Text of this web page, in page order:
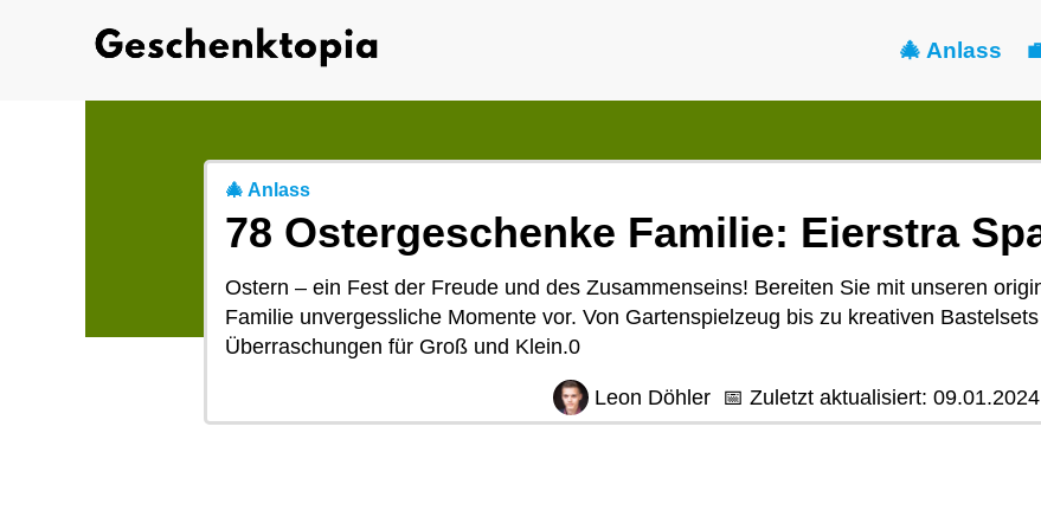
🎄 Anlass
🎄 Anlass
78 Ostergeschenke Familie: Eierstra
Ostern – ein Fest der Freude und des Zusammenseins! Bereiten Sie mit unseren
Familie unvergessliche Momente vor. Von Gartenspielzeug bis zu kreativen
Überraschungen für Groß und Klein.0
Leon Döhler 📅 Zuletzt aktualisiert: 09.01.2024